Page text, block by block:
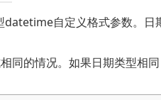
datetime自定义格式参数。
同的情况。如果日期类型相